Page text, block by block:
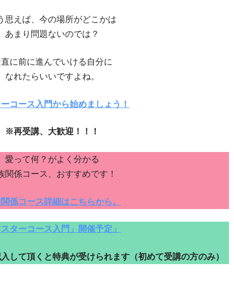
思えば、今の場所がどこかは
あまり問題ないのでは？
に前に進んでいける自分に
なれたらいいですよね。
コース入門から始めましょう！
※再受講、大歓迎！！！
愛って何？がよく分かる
関係コース、おすすめです！
係コース詳細はこちらから。
スターコース入門」開催予定」
して頂くと特典が受けられます（初めて受講の方のみ）